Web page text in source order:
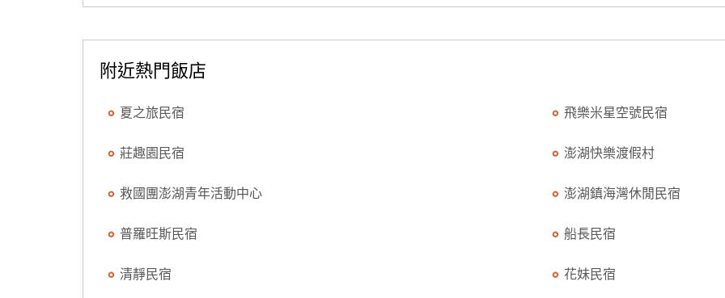
附近熱門飯店
夏之旅民宿 飛樂米星空號民宿
莊趣園民宿 澎湖快樂渡假村
救國團澎湖青年活動中心 澎湖鎮海灣休閒民宿
普羅旺斯民宿 船長民宿
清靜民宿 花妹民宿